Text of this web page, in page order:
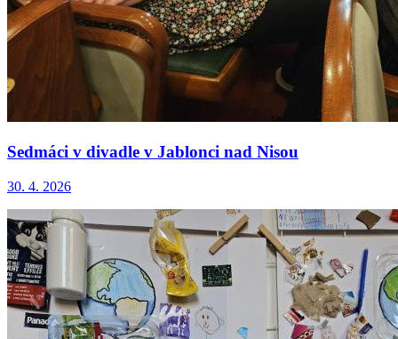
Sedmáci v divadle v Jablonci nad Nisou
30. 4. 2026